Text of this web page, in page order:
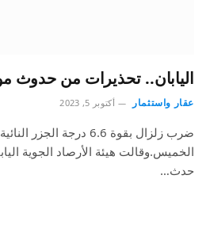
اليابان.. تحذيرات من حدوث
عقار واستثمار أكتوبر 5, 2023
ضرب زلزال بقوة 6.6 درجة
الخميس.وقالت هيئة الأرصاد الجوية
حدث…